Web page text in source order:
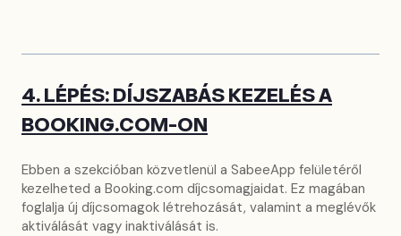
4. LÉPÉS: DÍJSZABÁS KEZELÉS A
BOOKING.COM-ON
Ebben a szekcióban közvetlenül a SabeeApp felületéről
kezelheted a Booking.com díjcsomagjaidat. Ez magában
foglalja új díjcsomagok létrehozását, valamint a meglévők
aktiválását vagy inaktiválását is.